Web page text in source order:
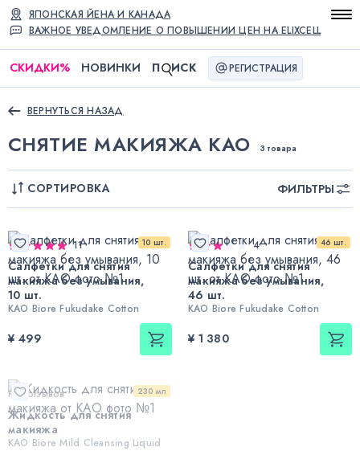
ВАЖНОЕ УВЕДОМЛЕНИЕ О ПОВЫШЕНИИ ЦЕН НА ELIXCELL
ЯПОНСКАЯ ЙЕНА И КАНАДА
СКИДКИ% НОВИНКИ П ИСК РЕГИСТРАЦИЯ
ВЕРНУТЬСЯ НАЗАД
СНЯТИЕ МАКИЯЖА KAO 3 товара
СОРТИРОВКА ФИЛЬТРЫ
10 шт.
11
Салфетки для снятия
макияжа без умывания,
10 шт.
KAO Biore Fukudake Cotton
¥ 499
46 шт.
4
Салфетки для снятия
макияжа без умывания,
46 шт.
KAO Biore Fukudake Cotton
¥ 1 380
230 мл
Нет отзывов
Жидкость для снятия
макияжа
KAO Biore Mild Cleansing Liquid